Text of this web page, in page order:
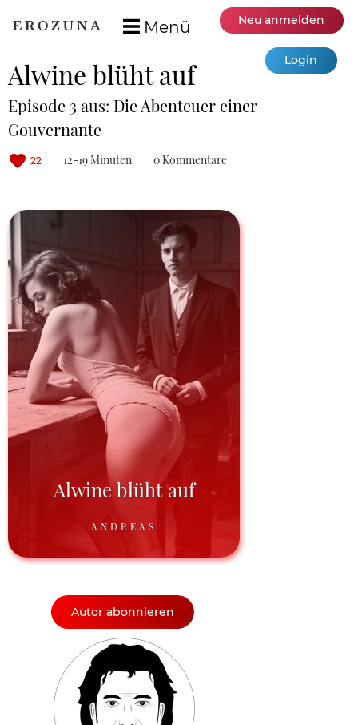
Menü Neu anmelden
Login
Alwine blüht auf
Episode 3 aus: Die Abenteuer einer
Gouvernante
22 12-19 Minuten 0 Kommentare
Alwine blüht auf
ANDREAS
Autor abonnieren